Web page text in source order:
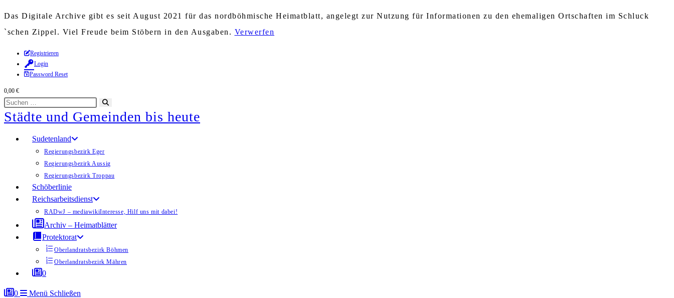
Das Digitale Archive gibt es seit August 2021 für das nordböhmische Heimatblatt, angelegt zur Nutzung für Informationen zu den ehemaligen Ortschaften im Schluck
`schen Zippel. Viel Freude beim Stöbern in den Ausgaben. Verwerfen
Zum
Inhalt
springen
Registrieren
Login
Password Reset
0,00 €
Diese
Website
durchsuchen
starten
Städte und Gemeinden bis heute
Sudetenland
Regierungsbezirk Eger
Regierungsbezirk Aussig
Regierungsbezirk Troppau
Schöberlinie
Reichsarbeitsdienst
RADwJ – mediawikiInteresse, Hilf uns mit dabei!
Archiv – Heimatblätter
Protektorat
Oberlandratsbezirk Böhmen
Oberlandratsbezirk Mähren
0
0 Menü Schließen